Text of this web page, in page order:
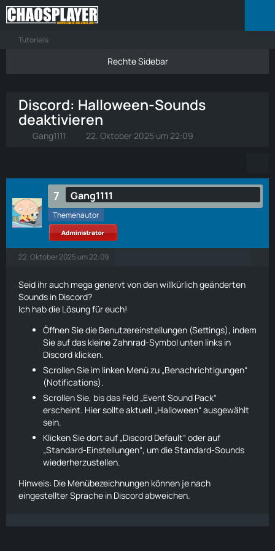
Tutorials
Discord: Halloween-Sounds
deaktivieren
Gang1111 22. Oktober 2025 um 22:09
7 Gang1111
Themenautor
22. Oktober 2025 um 22:09
Seid ihr auch mega genervt von den willkürlich geänderten
Sounds in Discord?
Ich hab die Lösung für euch!
Öffnen Sie die Benutzereinstellungen (Settings), indem
Sie auf das kleine Zahnrad-Symbol unten links in
Discord klicken.
Scrollen Sie im linken Menü zu „Benachrichtigungen“
(Notifications).
Scrollen Sie, bis das Feld „Event Sound Pack“
erscheint. Hier sollte aktuell „Halloween“ ausgewählt
sein.
Klicken Sie dort auf „Discord Default“ oder auf
„Standard-Einstellungen“, um die Standard-Sounds
wiederherzustellen.
Hinweis: Die Menübezeichnungen können je nach
eingestellter Sprache in Discord abweichen.